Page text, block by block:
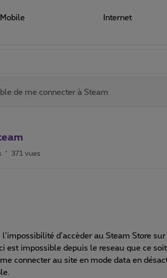
Mobile Internet
de me connecter à Steam
371 vues
d’accèder au Steam Store
est impossible depuis le reseau que ce
connecter au site en mode data en